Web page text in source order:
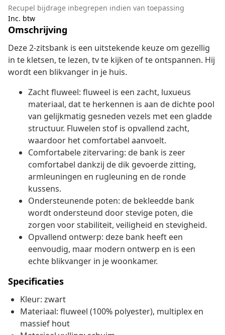
Recupel bijdrage inbegrepen indien van toepassing
Inc. btw
Omschrijving
Deze 2-zitsbank is een uitstekende keuze om gezellig
in te kletsen, te lezen, tv te kijken of te ontspannen. Hij
wordt een blikvanger in je huis.
Zacht fluweel: fluweel is een zacht, luxueus
materiaal, dat te herkennen is aan de dichte pool
van gelijkmatig gesneden vezels met een gladde
structuur. Fluwelen stof is opvallend zacht,
waardoor het comfortabel aanvoelt.
Comfortabele zitervaring: de bank is zeer
comfortabel dankzij de dik gevoerde zitting,
armleuningen en rugleuning en de ronde
kussens.
Ondersteunende poten: de bekleedde bank
wordt ondersteund door stevige poten, die
zorgen voor stabiliteit, veiligheid en stevigheid.
Opvallend ontwerp: deze bank heeft een
eenvoudig, maar modern ontwerp en is een
echte blikvanger in je woonkamer.
Specificaties
Kleur: zwart
Materiaal: fluweel (100% polyester), multiplex en
massief hout